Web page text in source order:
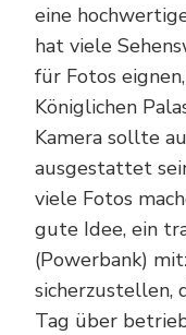
eine
hat viele
für Fotos
Königlichen
Kamera sollte
ausgestattet
viele Fotos
gute Idee, ein
(Powerbank)
sicherzustellen,
Tag über